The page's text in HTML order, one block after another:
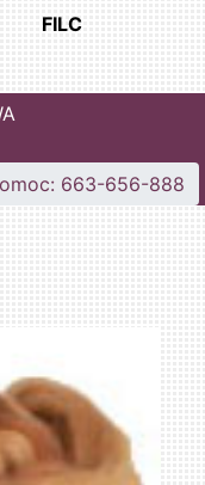
FILC
663-656-888